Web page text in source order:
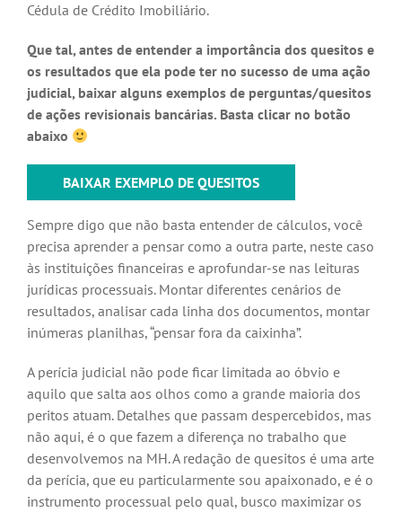
Cédula de Crédito Imobiliário.
Que tal, antes de entender a importância dos quesitos e
os resultados que ela pode ter no sucesso de uma ação
judicial, baixar alguns exemplos de perguntas/quesitos
de ações revisionais bancárias. Basta clicar no botão
abaixo
BAIXAR EXEMPLO DE QUESITOS
Sempre digo que não basta entender de cálculos, você
precisa aprender a pensar como a outra parte, neste caso
às instituições financeiras e aprofundar-se nas leituras
jurídicas processuais. Montar diferentes cenários de
resultados, analisar cada linha dos documentos, montar
inúmeras planilhas, “pensar fora da caixinha”.
A perícia judicial não pode ficar limitada ao óbvio e
aquilo que salta aos olhos como a grande maioria dos
peritos atuam. Detalhes que passam despercebidos, mas
não aqui, é o que fazem a diferença no trabalho que
desenvolvemos na MH. A redação de quesitos é uma arte
da perícia, que eu particularmente sou apaixonado, e é o
instrumento processual pelo qual, busco maximizar os